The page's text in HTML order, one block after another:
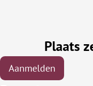
Plaats
Aanmelden